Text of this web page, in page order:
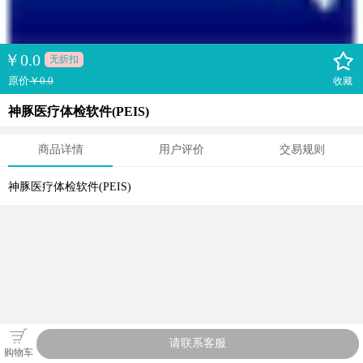
￥0.0 无折扣
原价￥0.0 收藏
神豚医疗体检软件(PEIS)
商品详情 用户评价 交易规则
神豚医疗体检软件(PEIS)
购物车
请联系客服